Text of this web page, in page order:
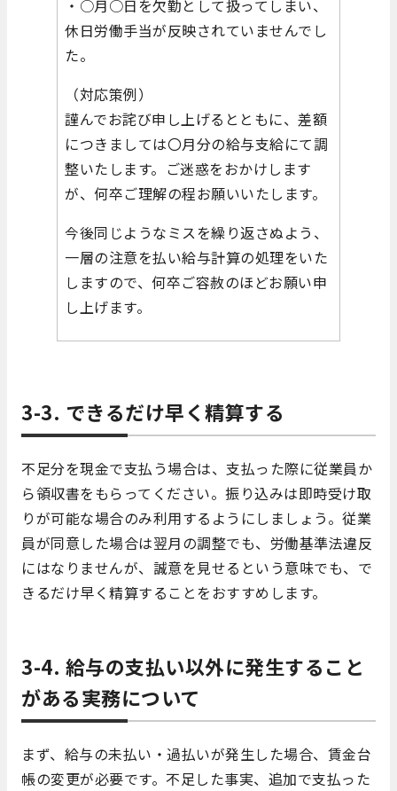
・○月○日を欠勤として扱ってしまい、
休日労働手当が反映されていませんでし
た。
（対応策例）
謹んでお詫び申し上げるとともに、差額
につきましては〇月分の給与支給にて調
整いたします。ご迷惑をおかけします
が、何卒ご理解の程お願いいたします。
今後同じようなミスを繰り返さぬよう、
一層の注意を払い給与計算の処理をいた
しますので、何卒ご容赦のほどお願い申
し上げます。
3-3. できるだけ早く精算する
不足分を現金で支払う場合は、支払った際に従業員か
ら領収書をもらってください。振り込みは即時受け取
りが可能な場合のみ利用するようにしましょう。従業
員が同意した場合は翌月の調整でも、労働基準法違反
にはなりませんが、誠意を見せるという意味でも、で
きるだけ早く精算することをおすすめします。
3-4. 給与の支払い以外に発生すること
がある実務について
まず、給与の未払い・過払いが発生した場合、賃金台
帳の変更が必要です。不足した事実、追加で支払った